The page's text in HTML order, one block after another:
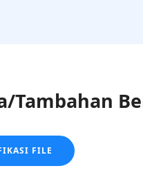
Tambahan
FILE